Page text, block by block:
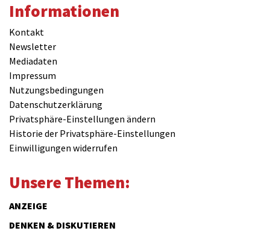
Informationen
Kontakt
Newsletter
Mediadaten
Impressum
Nutzungsbedingungen
Datenschutzerklärung
Privatsphäre-Einstellungen ändern
Historie der Privatsphäre-Einstellungen
Einwilligungen widerrufen
Unsere Themen:
ANZEIGE
DENKEN & DISKUTIEREN